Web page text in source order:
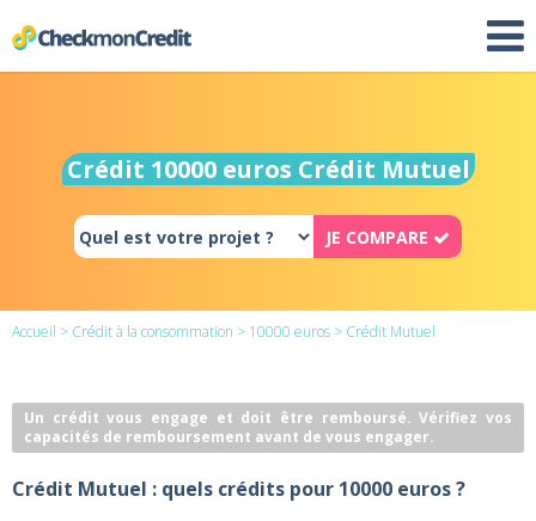
Crédit 10000 euros Crédit Mutuel
JE COMPARE
Accueil > Crédit à la consommation > 10000 euros > Crédit Mutuel
Un crédit vous engage et doit être remboursé. Vérifiez vos
capacités de remboursement avant de vous engager.
Crédit Mutuel : quels crédits pour 10000 euros ?